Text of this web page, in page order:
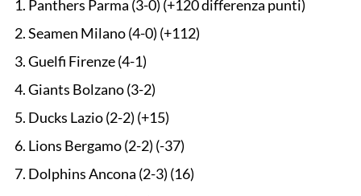
1. Panthers Parma (3-0) (+120 differenza punti)
2. Seamen Milano (4-0) (+112)
3. Guelfi Firenze (4-1)
4. Giants Bolzano (3-2)
5. Ducks Lazio (2-2) (+15)
6. Lions Bergamo (2-2) (-37)
7. Dolphins Ancona (2-3) (16)